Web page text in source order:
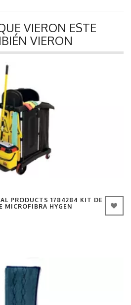
VIERON ESTE
VIERON
PRODUCTS 1784284 KIT DE
MICROFIBRA HYGEN